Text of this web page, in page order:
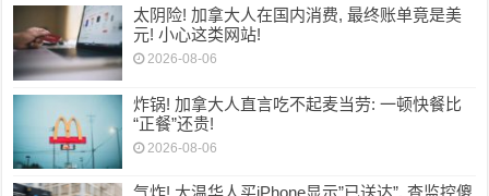
太阴险! 加拿大人在国内消费, 最终账单竟是美
元! 小心这类网站!
2026-08-06
炸锅! 加拿大人直言吃不起麦当劳: 一顿快餐比
“正餐”还贵!
2026-08-06
气炸! 大温华人买iPhone显示”已送达”, 查监控傻